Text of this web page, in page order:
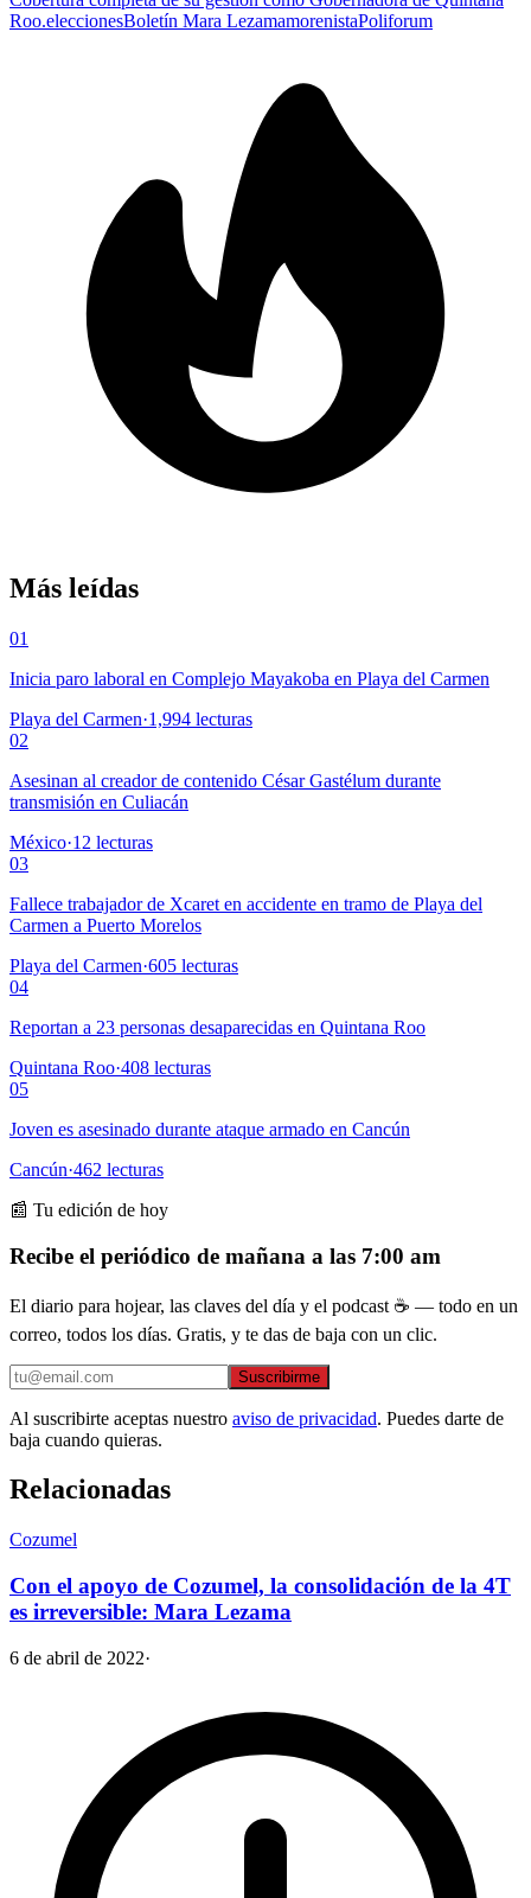
Roo.eleccionesBoletín Mara LezamamorenistaPoliforum
Más leídas
01
Inicia paro laboral en Complejo Mayakoba en Playa del Carmen
Playa del Carmen·1,994 lecturas
02
Asesinan al creador de contenido César Gastélum durante
transmisión en Culiacán
México·12 lecturas
03
Fallece trabajador de Xcaret en accidente en tramo de Playa del
Carmen a Puerto Morelos
Playa del Carmen·605 lecturas
04
Reportan a 23 personas desaparecidas en Quintana Roo
Quintana Roo·408 lecturas
05
Joven es asesinado durante ataque armado en Cancún
Cancún·462 lecturas
📰 Tu edición de hoy
Recibe el periódico de mañana a las 7:00 am
El diario para hojear, las claves del día y el podcast ☕ — todo en un
correo, todos los días. Gratis, y te das de baja con un clic.
Suscribirme
Al suscribirte aceptas nuestro aviso de privacidad. Puedes darte de
baja cuando quieras.
Relacionadas
Cozumel
Con el apoyo de Cozumel, la consolidación de la 4T
es irreversible: Mara Lezama
6 de abril de 2022·